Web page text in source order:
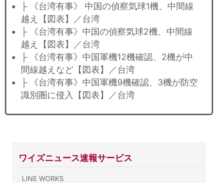
├ 《台湾有事》 中国の偵察気球1機、中間線
越え【図表】／台湾
├ 《台湾有事》中国の偵察気球2機、中間線
越え【図表】／台湾
├ 《台湾有事》中国軍機12機確認、2機が中
間線越えなど【図表】／台湾
├ 《台湾有事》中国軍機9機確認、3機が防空
識別圏に侵入【図表】／台湾
ワイズニュース速報サービス
LINE WORKS